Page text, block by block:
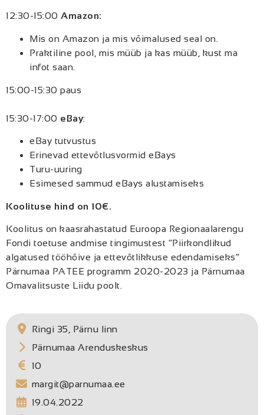
12:30-15:00 Amazon:
Mis on Amazon ja mis võimalused seal on.
Praktiline pool, mis müüb ja kas müüb, kust ma
infot saan.
15:00-15:30 paus
15:30-17:00 eBay:
eBay tutvustus
Erinevad ettevõtlusvormid eBays
Turu-uuring
Esimesed sammud eBays alustamiseks
Koolituse hind on 10€.
Koolitus on kaasrahastatud Euroopa Regionaalarengu
Fondi toetuse andmise tingimustest “Piirkondlikud
algatused tööhõive ja ettevõtlikkuse edendamiseks”
Pärnumaa PATEE programm 2020-2023 ja Pärnumaa
Omavalitsuste Liidu poolt.
Ringi 35, Pärnu linn
Pärnumaa Arenduskeskus
10
margit@parnumaa.ee
19.04.2022